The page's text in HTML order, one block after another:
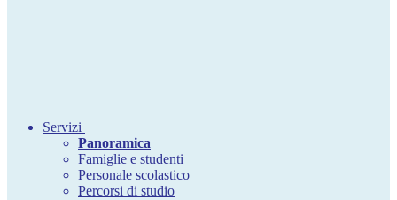
Servizi
Panoramica
Famiglie e studenti
Personale scolastico
Percorsi di studio